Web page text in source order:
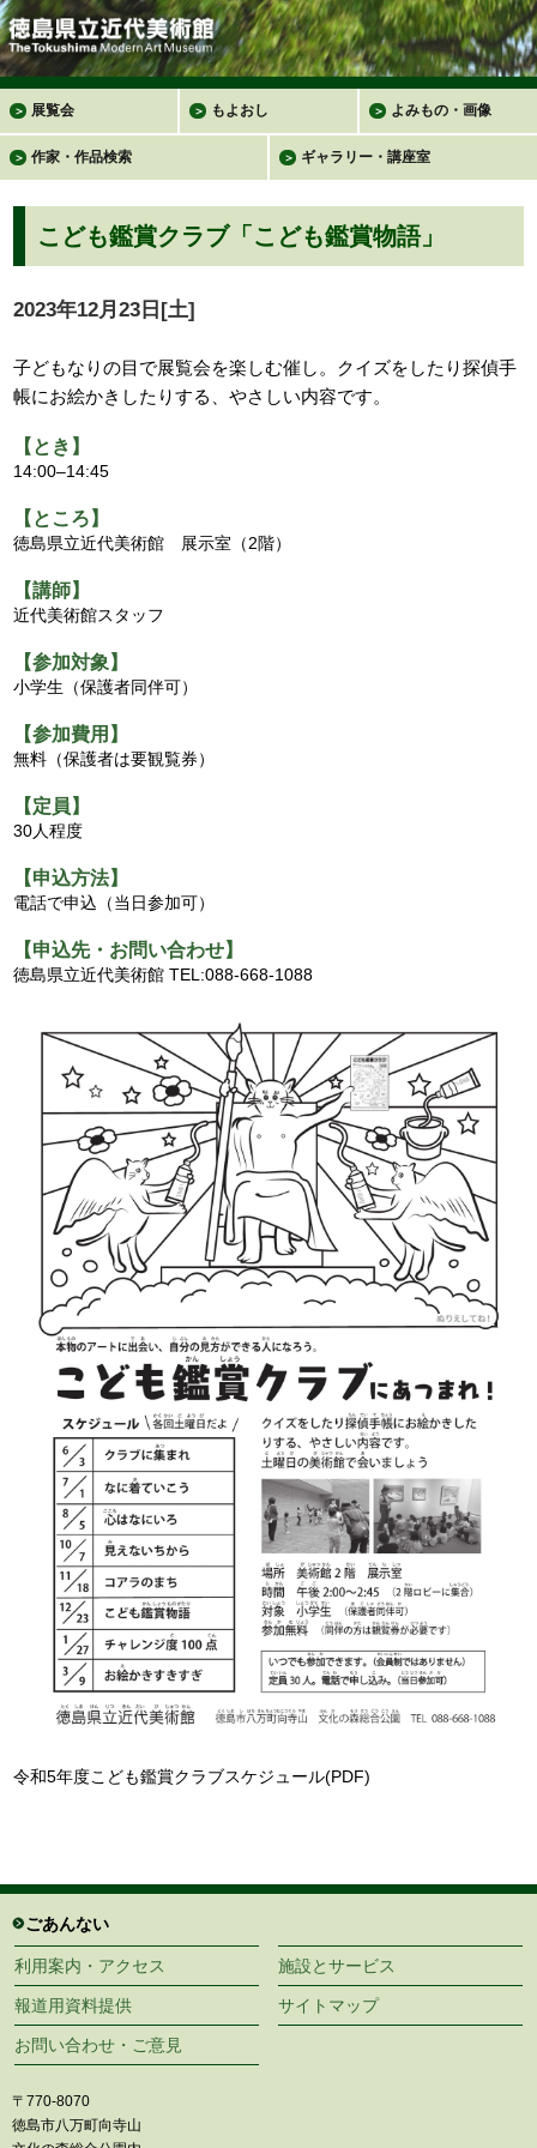
＞ 展覧会 ＞ もよおし ＞ よみもの・画像
＞ 作家・作品検索 ＞ ギャラリー・講座室
ごあんない
利用案内・アクセス 施設とサービス
報道用資料提供 サイトマップ
お問い合わせ・ご意見
〒770-8070
徳島市八万町向寺山
こども鑑賞クラブ「こども鑑賞物語」
2023年12月23日[土]
子どもなりの目で展覧会を楽しむ催し。クイズをしたり探偵手
帳にお絵かきしたりする、やさしい内容です。
【とき】
14:00–14:45
【ところ】
徳島県立近代美術館 展示室（2階）
【講師】
近代美術館スタッフ
【参加対象】
小学生（保護者同伴可）
【参加費用】
無料（保護者は要観覧券）
【定員】
30人程度
【申込方法】
電話で申込（当日参加可）
【申込先・お問い合わせ】
徳島県立近代美術館 TEL:088-668-1088
令和5年度こども鑑賞クラブスケジュール(PDF)